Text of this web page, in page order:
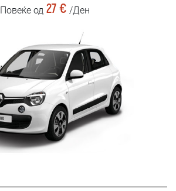
Повеќе од 27 € /Ден